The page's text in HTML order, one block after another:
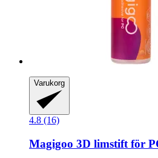
Varukorg
4.8 (16)
Magigoo 3D limstift för